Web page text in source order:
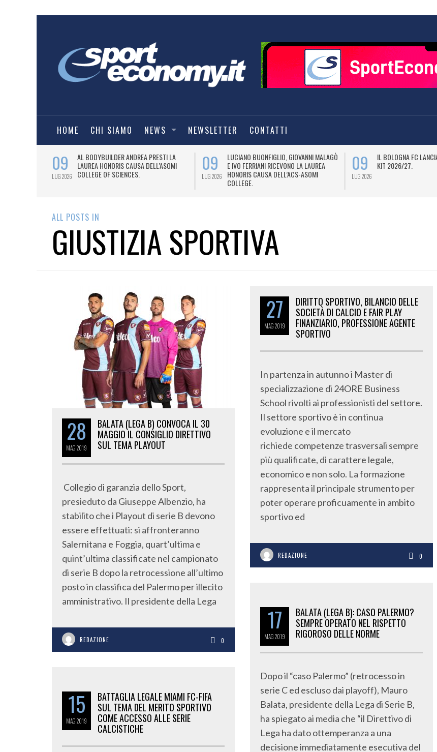
HOME CHI SIAMO NEWS NEWSLETTER CONTATTI
09
LUG 2026
AL BODYBUILDER ANDREA PRESTI LA
LAUREA HONORIS CAUSA DELL’ASOMI
COLLEGE OF SCIENCES.
09
LUG 2026
LUCIANO BUONFIGLIO, GIOVANNI MALAGÒ
E IVO FERRIANI RICEVONO LA LAUREA
HONORIS CAUSA DELL’ACS-ASOMI
COLLEGE.
09
LUG 2026
IL BOLOGNA FC
KIT 2026/27.
ALL POSTS IN
GIUSTIZIA SPORTIVA
28
MAG2019
BALATA (LEGA B) CONVOCA IL 30
MAGGIO IL CONSIGLIO DIRETTIVO
SUL TEMA PLAYOUT
Collegio di garanzia dello Sport,
presieduto da Giuseppe Albenzio, ha
stabilito che i Playout di serie B devono
essere effettuati: si affronteranno
Salernitana e Foggia, quart’ultima e
quint’ultima classificate nel campionato
di serie B dopo la retrocessione all’ultimo
posto in classifica del Palermo per illecito
amministrativo. Il presidente della Lega
REDAZIONE 0
27
MAG2019
DIRITTO SPORTIVO, BILANCIO DELLE
SOCIETÀ DI CALCIO E FAIR PLAY
FINANZIARIO, PROFESSIONE AGENTE
SPORTIVO
In partenza in autunno i Master di
specializzazione di 24ORE Business
School rivolti ai professionisti del settore.
Il settore sportivo è in continua
evoluzione e il mercato
richiede competenze trasversali sempre
più qualificate, di carattere legale,
economico e non solo. La formazione
rappresenta il principale strumento per
poter operare proficuamente in ambito
sportivo ed
REDAZIONE 0
17
MAG2019
BALATA (LEGA B): CASO PALERMO?
SEMPRE OPERATO NEL RISPETTO
RIGOROSO DELLE NORME
Dopo il “caso Palermo” (retrocesso in
serie C ed escluso dai playoff), Mauro
Balata, presidente della Lega di Serie B,
ha spiegato ai media che “il Direttivo di
Lega ha dato ottemperanza a una
decisione immediatamente esecutiva del
15
MAG2019
BATTAGLIA LEGALE MIAMI FC-FIFA
SUL TEMA DEL MERITO SPORTIVO
COME ACCESSO ALLE SERIE
CALCISTICHE